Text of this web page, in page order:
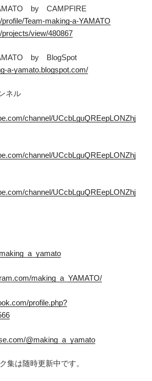
by CAMPFIRE
Team-making-a-YAMATO
view/480867
by BlogSpot
a-yamato.blogspot.com/
ネル
channel/UCcbLguQREepLONZhj
channel/UCcbLguQREepLONZhj
channel/UCcbLguQREepLONZhj
making_a_YAMATO/
profile.php?
@making_a_yamato
集は随時更新中です。